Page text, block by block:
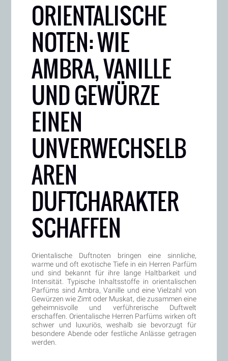
ORIENTALISCHE
NOTEN: WIE
AMBRA, VANILLE
UND GEWÜRZE
EINEN
UNVERWECHSELB
AREN
DUFTCHARAKTER
SCHAFFEN
Orientalische Duftnoten bringen eine sinnliche,
warme und oft exotische Tiefe in ein Herren Parfüm
und sind bekannt für ihre lange Haltbarkeit und
Intensität. Typische Inhaltsstoffe in orientalischen
Parfüms sind Ambra, Vanille und eine Vielzahl von
Gewürzen wie Zimt oder Muskat, die zusammen eine
geheimnisvolle und verführerische Duftwelt
erschaffen. Orientalische Herren Parfüms wirken oft
schwer und luxuriös, weshalb sie bevorzugt für
besondere Abende oder festliche Anlässe getragen
werden.